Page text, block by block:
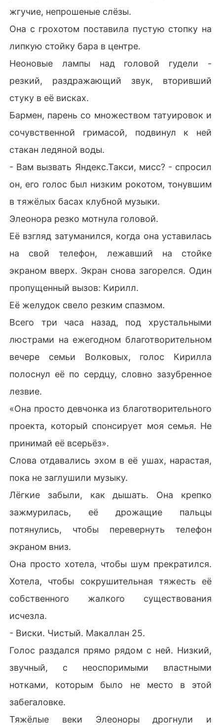
му нос.
ым лицом и надменно смеялся надо мной.
просто благотворительный случай?»
Я дрожала от ужаса и стыда. Семья Кирилла могла с
гноить моего брата в тюрьме, просто чтобы наказать
меня. Я была уверена, что холодный, расчетливый Ко
нстантин сейчас же разорвет наш фиктивный брак. К
ому нужны грязные проблемы нищей девчонки? Для
таких мужчин я всегда была лишь одноразовой пешк
Но Константин шагнул вперед, заслонив меня своей
широкой спиной.
Одной ледяной угрозой он заставил Кирилла поблед
неть от животного страха. А затем вошел в допросну
ю к моему брату, крепко сжал мою руку и на глазах у
всех произнес то, от чего у меня перехватило дыхан
ие.
потому что был влюблен в нее десять лет».
жгучие, непрошеные слёзы.
Она с грохотом поставила пустую стопку на
липкую стойку бара в центре.
Неоновые лампы над головой гудели -
резкий, раздражающий звук, вторивший
стуку в её висках.
Бармен, парень со множеством татуировок и
сочувственной гримасой, подвинул к ней
стакан ледяной воды.
- Вам вызвать Яндекс.Такси, мисс? - спросил
он, его голос был низким рокотом, тонувшим
в тяжёлых басах клубной музыки.
Элеонора резко мотнула головой.
Её взгляд затуманился, когда она уставилась
на свой телефон, лежавший на стойке
экраном вверх. Экран снова загорелся. Один
пропущенный вызов: Кирилл.
Её желудок свело резким спазмом.
Всего три часа назад, под хрустальными
люстрами на ежегодном благотворительном
вечере семьи Волковых, голос Кирилла
полоснул её по сердцу, словно зазубренное
лезвие.
«Она просто девчонка из благотворительного
проекта, который спонсирует моя семья. Не
принимай её всерьёз».
Слова отдавались эхом в её ушах, нарастая,
пока не заглушили музыку.
Лёгкие забыли, как дышать. Она крепко
зажмурилась, её дрожащие пальцы
потянулись, чтобы перевернуть телефон
экраном вниз.
Она просто хотела, чтобы шум прекратился.
Хотела, чтобы сокрушительная тяжесть её
собственного жалкого существования
исчезла.
- Виски. Чистый. Макаллан 25.
Голос раздался прямо рядом с ней. Низкий,
звучный, с неоспоримыми властными
нотками, которым было не место в этой
забегаловке.
Тяжёлые веки Элеоноры дрогнули и